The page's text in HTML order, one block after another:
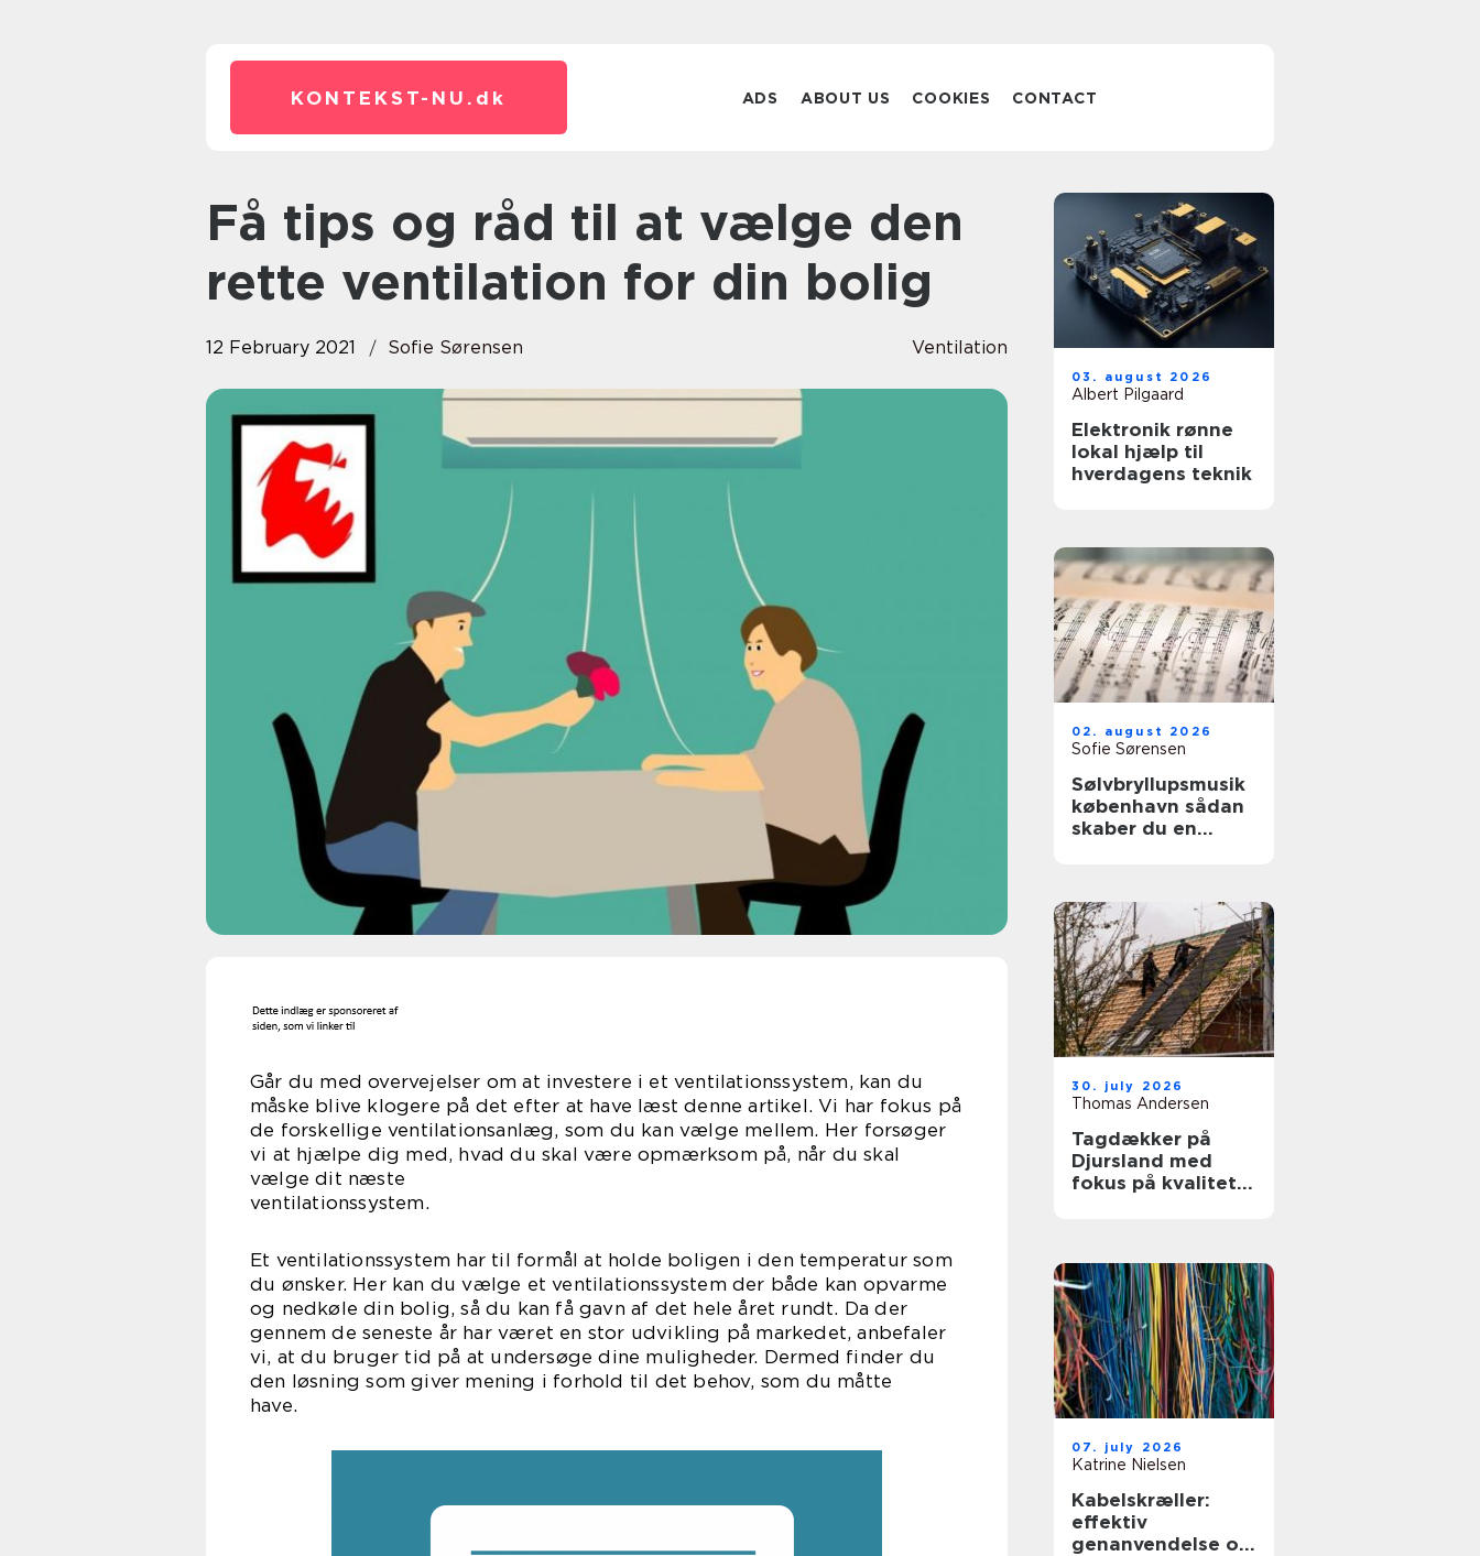
KONTEKST-NU. dk ADS ABOUT US COOKIES CONTACT
Få tips og råd til at vælge den
rette ventilation for din bolig
12 February 2021 Sofie Sørensen Ventilation
Går du med overvejelser om at investere i et ventilationssystem, kan du
måske blive klogere på det efter at have læst denne artikel. Vi har fokus på
de forskellige ventilationsanlæg, som du kan vælge mellem. Her forsøger
vi at hjælpe dig med, hvad du skal være opmærksom på, når du skal
vælge dit næste
ventilationssystem.
Et ventilationssystem har til formål at holde boligen i den temperatur som
du ønsker. Her kan du vælge et ventilationssystem der både kan opvarme
og nedkøle din bolig, så du kan få gavn af det hele året rundt. Da der
gennem de seneste år har været en stor udvikling på markedet, anbefaler
vi, at du bruger tid på at undersøge dine muligheder. Dermed finder du
den løsning som giver mening i forhold til det behov, som du måtte
have.
03. august 2026
Albert Pilgaard
Elektronik rønne
lokal hjælp til
hverdagens teknik
02. august 2026
Sofie Sørensen
Sølvbryllupsmusik
københavn sådan
skaber du en
30. july 2026
Thomas Andersen
Tagdækker på
Djursland med
fokus på kvalitet
07. july 2026
Katrine Nielsen
Kabelskræller:
effektiv
genanvendelse og